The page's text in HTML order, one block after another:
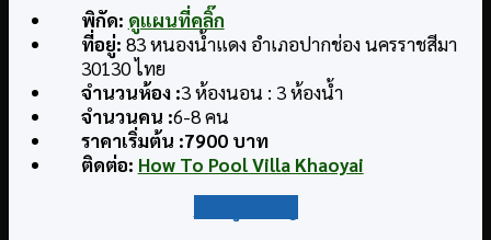
พิกัด: ดูแผนที่คลิ๊ก
ที่อยู่: 83 หนองน้ำแดง อำเภอปากช่อง นครราชสีมา
30130 ไทย
จำนวนห้อง :3 ห้องนอน : 3 ห้องน้ำ
จำนวนคน :6-8 คน
ราคาเริ่มต้น :7900 บาท
ติดต่อ: How To Pool Villa Khaoyai